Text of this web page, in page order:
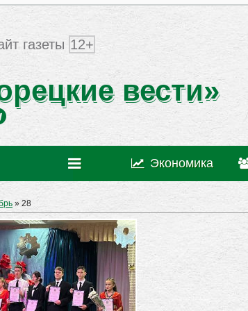
газеты 12+
вести»
Экономика
» 28